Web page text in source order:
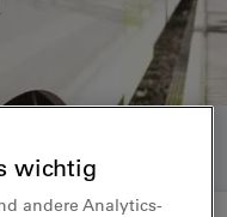
wichtig
andere Analytics-